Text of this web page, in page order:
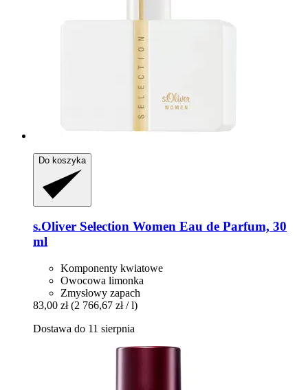
Do koszyka
s.Oliver Selection Women Eau de Parfum, 30
ml
Komponenty kwiatowe
Owocowa limonka
Zmysłowy zapach
83,00 zł (2 766,67 zł / l)
Dostawa do 11 sierpnia